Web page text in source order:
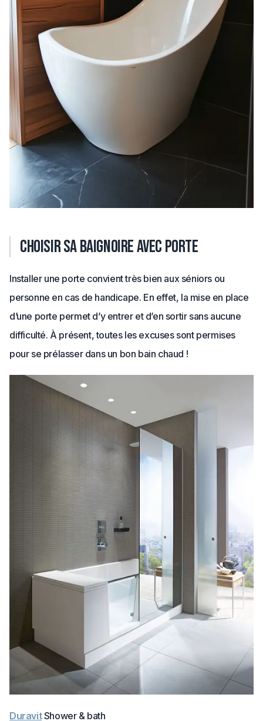
Choisir sa baignoire avec porte
Installer une porte convient très bien aux séniors ou
personne en cas de handicape. En effet, la mise en place
d’une porte permet d’y entrer et d’en sortir sans aucune
difficulté. À présent, toutes les excuses sont permises
pour se prélasser dans un bon bain chaud !
DuravitShower & bath